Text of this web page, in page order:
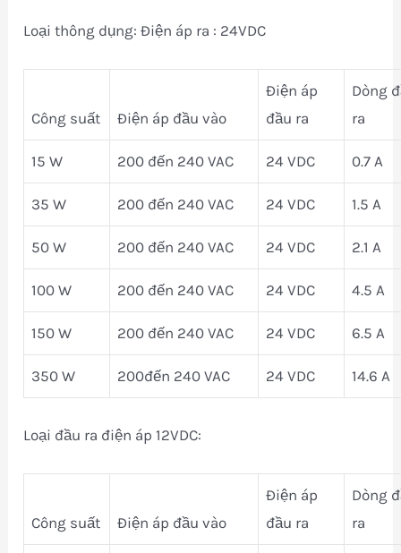
Loại thông dụng: Ðiện áp ra : 24VDC
Công suất Điện áp đầu vào
Điện áp
đầu ra
Dòng
ra
15 W 200 đến 240 VAC 24 VDC 0.7 A
35 W 200 đến 240 VAC 24 VDC 1.5 A
50 W 200 đến 240 VAC 24 VDC 2.1 A
100 W 200 đến 240 VAC 24 VDC 4.5 A
150 W 200 đến 240 VAC 24 VDC 6.5 A
350 W 200đến 240 VAC 24 VDC 14.6 A
Loại đầu ra điện áp 12VDC:
Công suất Điện áp đầu vào
Điện áp
đầu ra
Dòng
ra